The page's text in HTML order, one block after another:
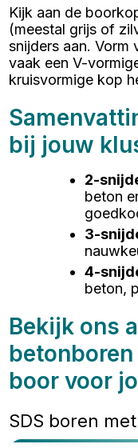
Kijk aan de
(meestal grijs of
snijders aan. Vorm
vaak een V-
kruisvormige kop
bij jouw
2-
beton
3-
4-
beton,
Bekijk ons
boor voor
SDS boren